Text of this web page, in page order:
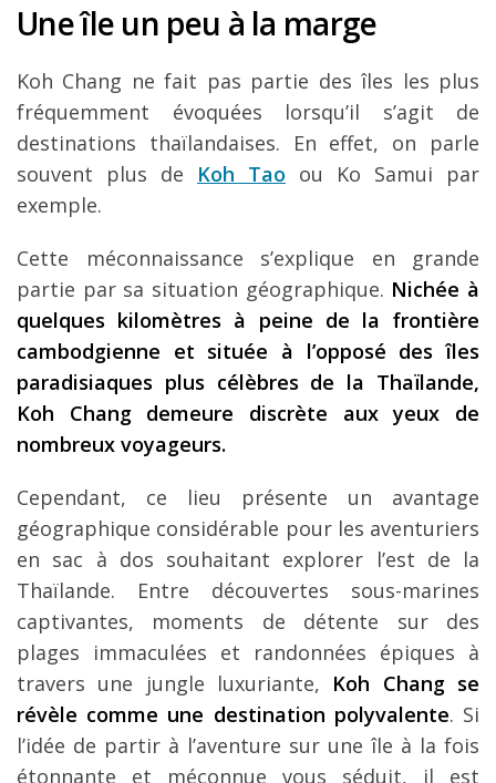
Une île un peu à la marge
Koh Chang ne fait pas partie des îles les plus
fréquemment évoquées lorsqu’il s’agit de
destinations thaïlandaises. En effet, on parle
souvent plus de Koh Tao ou Ko Samui par
exemple.
Cette méconnaissance s’explique en grande
partie par sa situation géographique. Nichée à
quelques kilomètres à peine de la frontière
cambodgienne et située à l’opposé des îles
paradisiaques plus célèbres de la Thaïlande,
Koh Chang demeure discrète aux yeux de
nombreux voyageurs.
Cependant, ce lieu présente un avantage
géographique considérable pour les aventuriers
en sac à dos souhaitant explorer l’est de la
Thaïlande. Entre découvertes sous-marines
captivantes, moments de détente sur des
plages immaculées et randonnées épiques à
travers une jungle luxuriante, Koh Chang se
révèle comme une destination polyvalente. Si
l’idée de partir à l’aventure sur une île à la fois
étonnante et méconnue vous séduit, il est